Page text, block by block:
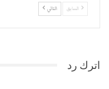
السابق التالي
اترك رد